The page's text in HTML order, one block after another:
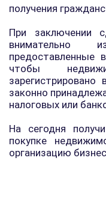
получения
При заключении
внимательно
чтобы
законно
налоговых или
На сегодня
покупке
организацию